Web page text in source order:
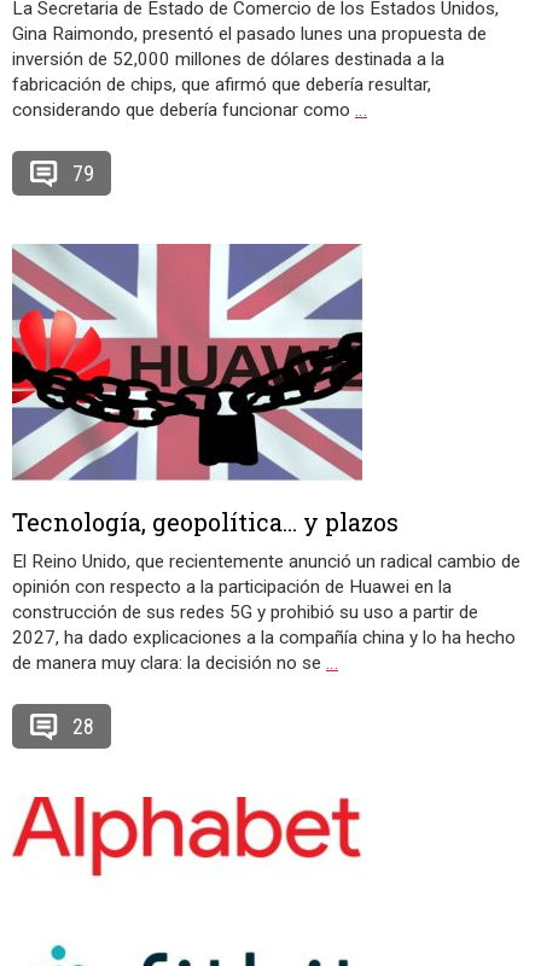
La Secretaria de Estado de Comercio de los Estados Unidos,
Gina Raimondo, presentó el pasado lunes una propuesta de
inversión de 52,000 millones de dólares destinada a la
fabricación de chips, que afirmó que debería resultar,
considerando que debería funcionar como …
79
Tecnología, geopolítica… y plazos
El Reino Unido, que recientemente anunció un radical cambio de
opinión con respecto a la participación de Huawei en la
construcción de sus redes 5G y prohibió su uso a partir de
2027, ha dado explicaciones a la compañía china y lo ha hecho
de manera muy clara: la decisión no se …
28